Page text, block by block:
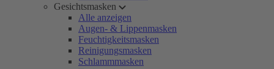
Gesichtsmasken
Alle anzeigen
Augen- & Lippenmasken
Feuchtigkeitsmasken
Reinigungsmasken
Schlammmasken